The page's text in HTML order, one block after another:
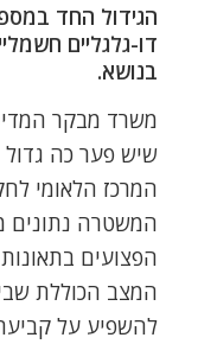
הגידול החד
דו-גלגליים
בנושא.
משרד מבקר
שיש פער כה גדול
המרכז הלאומי
המשטרה נתונים
הפצועים
המצב הכוללת
להשפיע על